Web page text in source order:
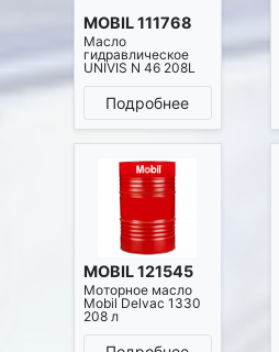
MOBIL 111768
Масло
гидравлическое
UNIVIS N 46 208L
Подробнее
MOBIL 121545
Моторное масло
Mobil Delvac 1330
208 л